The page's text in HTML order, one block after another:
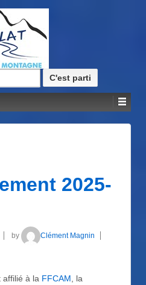
2025-
by
Clément Magnin
affilié à la FFCAM , la